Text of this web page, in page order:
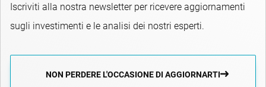
Iscriviti alla nostra newsletter per ricevere aggiornamenti
sugli investimenti e le analisi dei nostri esperti.
NON PERDERE L'OCCASIONE DI AGGIORNARTI